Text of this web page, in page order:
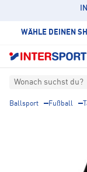
WÄHLE DEINEN
Wonach suchst du?
Ballsport Fußball